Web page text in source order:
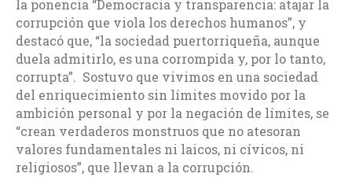
la ponencia “Democracia y transparencia: atajar la
corrupción que viola los derechos humanos”, y
destacó que, “la sociedad puertorriqueña, aunque
duela admitirlo, es una corrompida y, por lo tanto,
corrupta”. Sostuvo que vivimos en una sociedad
del enriquecimiento sin límites movido por la
ambición personal y por la negación de límites, se
“crean verdaderos monstruos que no atesoran
valores fundamentales ni laicos, ni cívicos, ni
religiosos”, que llevan a la corrupción.